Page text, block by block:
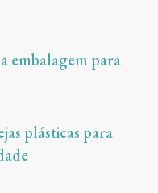
embalagem para
plásticas para